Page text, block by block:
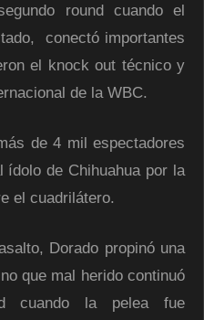
round cuando el
conectó importantes
el knock out técnico y
de la WBC.
de 4 mil espectadores
ídolo de Chihuahua por la
el cuadrilátero.
Dorado propinó una
que mal herido continuó
cuando la pelea fue